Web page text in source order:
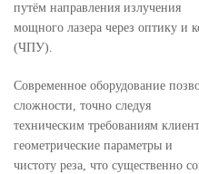
путём направления излучения
мощного лазера через оптику и
(ЧПУ).
Современное оборудование
сложности, точно следуя
техническим требованиям
геометрические параметры и
чистоту реза, что существенно